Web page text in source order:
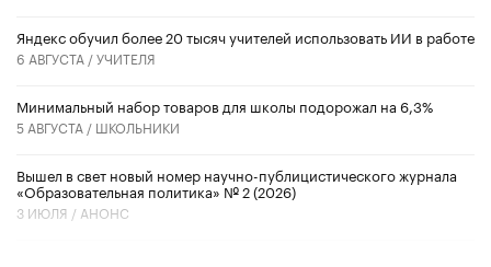
​Яндекс обучил более 20 тысяч учителей использовать ИИ в работе
6 АВГУСТА /УЧИТЕЛЯ
Минимальный набор товаров для школы подорожал на 6,3%
5 АВГУСТА / ШКОЛЬНИКИ
Вышел в свет новый номер научно-публицистического журнала
«Образовательная политика» № 2 (2026)
3 ИЮЛЯ / АНОНС